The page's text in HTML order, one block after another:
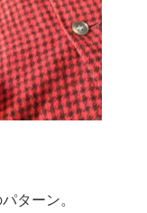
ターン。